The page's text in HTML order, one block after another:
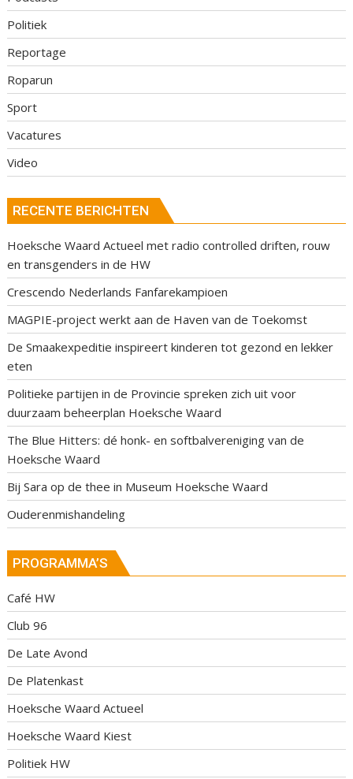
Politiek
Reportage
Roparun
Sport
Vacatures
Video
RECENTE BERICHTEN
Hoeksche Waard Actueel met radio controlled driften, rouw
en transgenders in de HW
Crescendo Nederlands Fanfarekampioen
MAGPIE-project werkt aan de Haven van de Toekomst
De Smaakexpeditie inspireert kinderen tot gezond en lekker
eten
Politieke partijen in de Provincie spreken zich uit voor
duurzaam beheerplan Hoeksche Waard
The Blue Hitters: dé honk- en softbalvereniging van de
Hoeksche Waard
Bij Sara op de thee in Museum Hoeksche Waard
Ouderenmishandeling
PROGRAMMA’S
Café HW
Club 96
De Late Avond
De Platenkast
Hoeksche Waard Actueel
Hoeksche Waard Kiest
Politiek HW